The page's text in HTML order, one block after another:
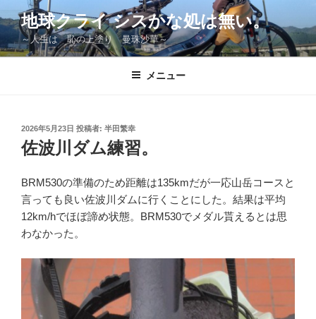
ン
テ
ン
地球クライ シスかな処は無い。
～人生は 恥の上塗り 曼珠沙華～
メニュー
投
稿
日:
2026年5月23日 投稿者: 半田繁幸
佐波川ダム練習。
BRM530の準備のため距離は135kmだが一応山岳コースと
言っても良い佐波川ダムに行くことにした。結果は平均
12km/hでほぼ諦め状態。BRM530でメダル貰えるとは思
わなかった。